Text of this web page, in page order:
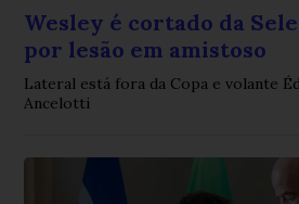
Wesley é cortado da
por lesão em amistoso
Lateral está fora da Copa e volante
Ancelotti